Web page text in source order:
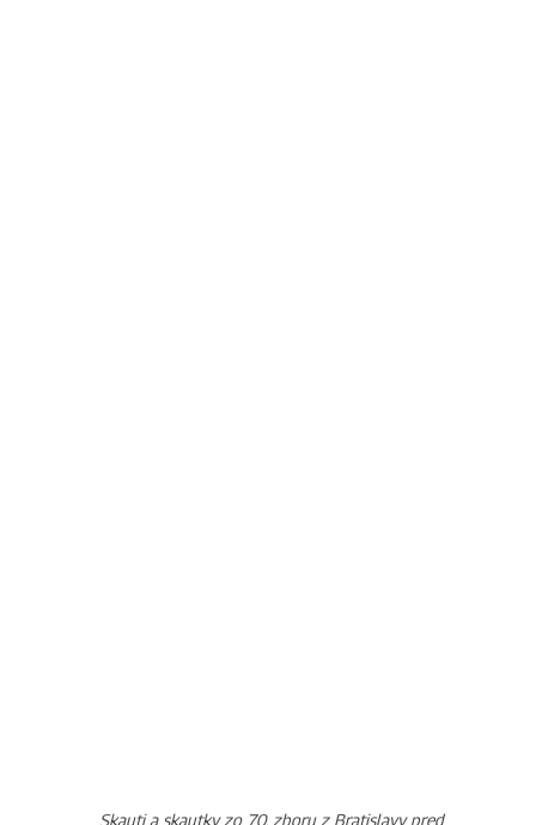
Skauti a skautky zo 70. zboru z Bratislavy pred